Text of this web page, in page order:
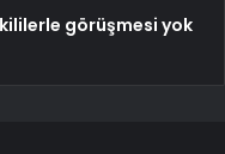
görüşmesi yok